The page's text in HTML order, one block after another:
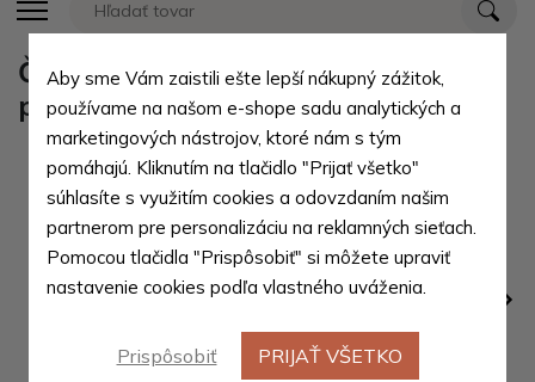
Červená kožená čašnícka
peňaženka harmonika Jordyn
Aby sme Vám zaistili ešte lepší nákupný zážitok,
používame na našom e-shope sadu analytických a
marketingových nástrojov, ktoré nám s tým
pomáhajú. Kliknutím na tlačidlo "Prijať všetko"
súhlasíte s využitím cookies a odovzdaním našim
partnerom pre personalizáciu na reklamných sieťach.
Pomocou tlačidla "Prispôsobiť" si môžete upraviť
nastavenie cookies podľa vlastného uváženia.
Prispôsobiť PRIJAŤ VŠETKO